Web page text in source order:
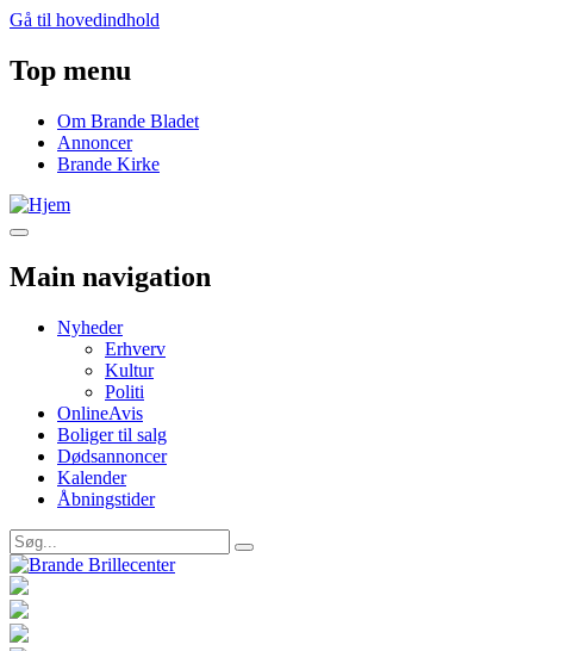
Gå til hovedindhold
Top menu
Om Brande Bladet
Annoncer
Brande Kirke
Main navigation
Nyheder
Erhverv
Kultur
Politi
OnlineAvis
Boliger til salg
Dødsannoncer
Kalender
Åbningstider